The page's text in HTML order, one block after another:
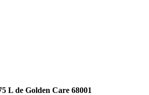
L de Golden Care 68001